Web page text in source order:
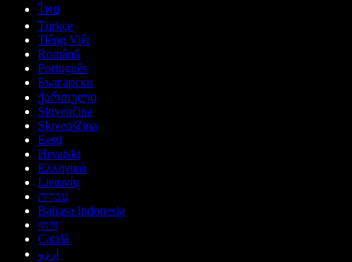
ไทย
Türkçe
Tiếng Việt
Română
Português
Български
ქართული
Slovenčina
Slovenščina
Eesti
Hrvatski
Ελληνικά
Lietuvių
עברית
Bahasa Indonesia
বাংলা
Català
اردو